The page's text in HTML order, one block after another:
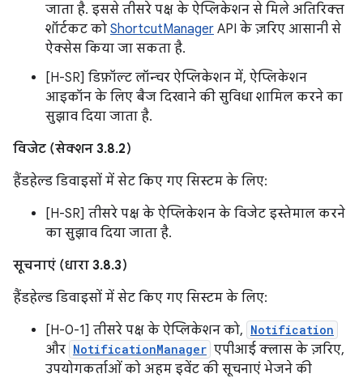
जाता है. इससे तीसरे पक्ष के ऐप्लिकेशन से मिले अतिरिक्त
शॉर्टकट को ShortcutManager API के ज़रिए आसानी से
ऐक्सेस किया जा सकता है.
[H-SR] डिफ़ॉल्ट लॉन्चर ऐप्लिकेशन में, ऐप्लिकेशन
आइकॉन के लिए बैज दिखाने की सुविधा शामिल करने का
सुझाव दिया जाता है.
विजेट (सेक्शन 3.8.2)
हैंडहेल्ड डिवाइसों में सेट किए गए सिस्टम के लिए:
[H-SR] तीसरे पक्ष के ऐप्लिकेशन के विजेट इस्तेमाल करने
का सुझाव दिया जाता है.
सूचनाएं (धारा 3.8.3)
हैंडहेल्ड डिवाइसों में सेट किए गए सिस्टम के लिए:
[H-0-1] तीसरे पक्ष के ऐप्लिकेशन को, Notification
और NotificationManager एपीआई क्लास के ज़रिए,
उपयोगकर्ताओं को अहम इवेंट की सूचनाएं भेजने की